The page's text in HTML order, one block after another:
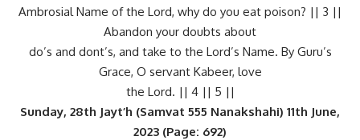
Ambrosial Name of the Lord, why do you eat poison? || 3 ||
Abandon your doubts about
do’s and dont’s, and take to the Lord’s Name. By Guru’s
Grace, O servant Kabeer, love
the Lord. || 4 || 5 ||
Sunday, 28th Jayt’h (Samvat 555 Nanakshahi) 11th June,
2023 (Page: 692)